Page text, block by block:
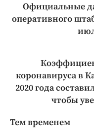
Официальные
оперативного
коронавируса в
2020 года
чтобы
Тем временем